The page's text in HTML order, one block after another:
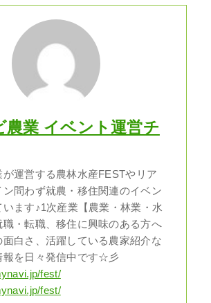
農業 イベント運営チ
が運営する農林水産FESTやリア
ン問わず就農・移住関連のイベン
います♪1次産業【農業・林業・水
職・転職、移住に興味のある方へ
面白さ、活躍している農家紹介な
報を日々発信中です☆彡
fest/
fest/